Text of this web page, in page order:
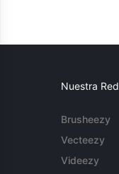
Nuestra Red
Brusheezy
Vecteezy
Videezy